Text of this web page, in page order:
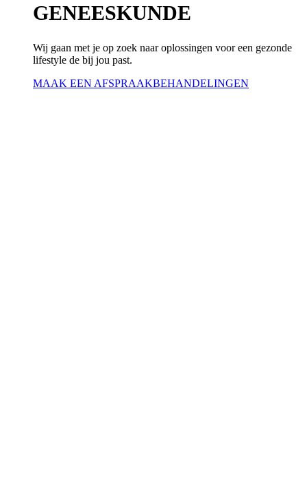
GENEESKUNDE
Wij gaan met je op zoek naar oplossingen voor een gezonde
lifestyle de bij jou past.
MAAK EEN AFSPRAAKBEHANDELINGEN